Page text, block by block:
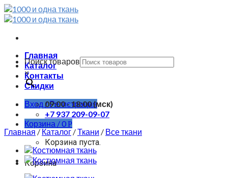
Skip
to
Главная
Каталог
Контакты
Скидки
Вход / Регистрация
Корзина /0Р
Корзина пуста.
Корзина
Поиск товаров
×
09:00 - 18:00 (мск)
+7 937 209-09-07
Главная/Каталог /Ткани / Все ткани